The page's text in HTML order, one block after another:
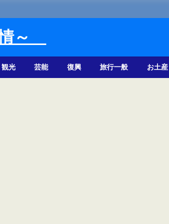
情～
観光 芸能 復興 旅行一般 お土